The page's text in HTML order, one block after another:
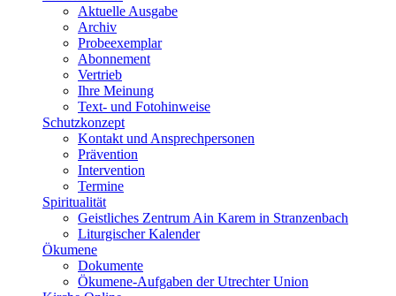
Aktuelle Ausgabe
Archiv
Probeexemplar
Abonnement
Vertrieb
Ihre Meinung
Text- und Fotohinweise
Schutzkonzept
Kontakt und Ansprechpersonen
Prävention
Intervention
Termine
Spiritualität
Geistliches Zentrum Ain Karem in Stranzenbach
Liturgischer Kalender
Ökumene
Dokumente
Ökumene-Aufgaben der Utrechter Union